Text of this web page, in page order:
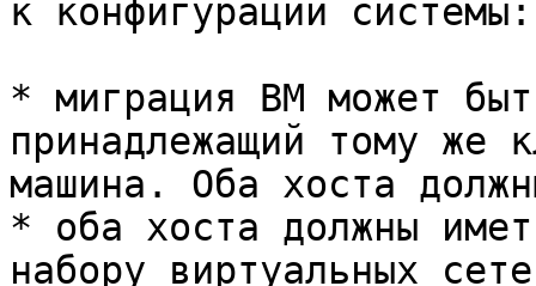
к конфигурации системы:
* миграция ВМ может
принадлежащий тому же
машина. Оба хоста
* оба хоста должны
набору виртуальных